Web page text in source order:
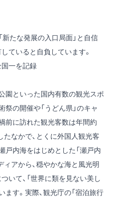
たな発展の入口局面」と自信
ていると自負しています。
一を記録
園といった国内有数の観光スポ
祭の開催や「うどん県」のキャ
前に訪れた観光客数は年間約
なかで、とくに外国人観光客
戸内海をはじめとした「瀬戸内
ィアから、穏やかな海と風光明
いて、「世界に類を見ない美し
ます。実際、観光庁の「宿泊旅行